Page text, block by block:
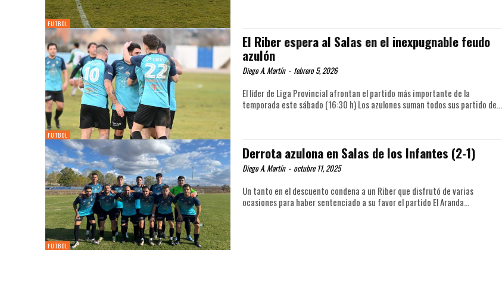
FUTBOL
FUTBOL
El Riber espera al Salas en el inexpugnable feudo
azulón
Diego A. Martín - febrero 5, 2026
El líder de Liga Provincial afrontan el partido más importante de la
temporada este sábado (16:30 h) Los azulones suman todos sus partido de...
FUTBOL
Derrota azulona en Salas de los Infantes (2-1)
Diego A. Martín - octubre 11, 2025
Un tanto en el descuento condena a un Riber que disfrutó de varias
ocasiones para haber sentenciado a su favor el partido El Aranda...